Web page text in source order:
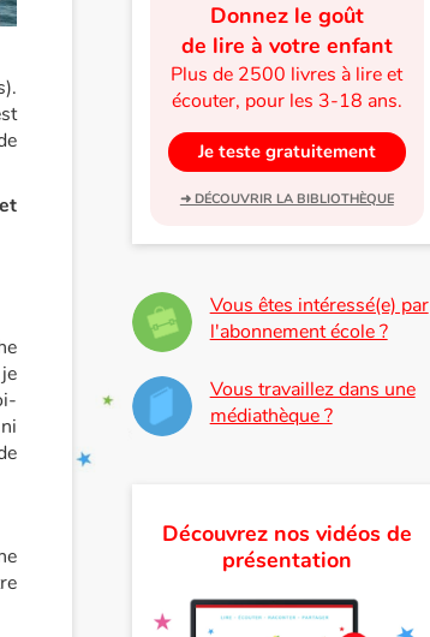
Donnez le goût
de lire à votre enfant
Plus de 2500 livres à lire et
écouter, pour les 3-18 ans.
Je teste gratuitement
➜ DÉCOUVRIR LA BIBLIOTHÈQUE
Vous êtes intéressé(e) par
l'abonnement école ?
Vous travaillez dans une
médiathèque ?
Découvrez nos vidéos de
présentation